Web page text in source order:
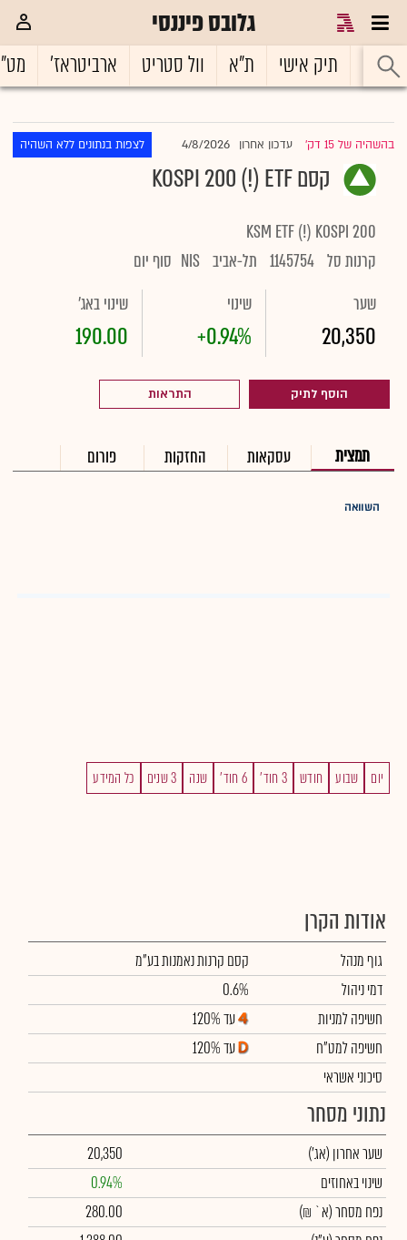
גלובס פיננסי
ראשי תיק אישי ת"א וול סטריט ארביטראז'
בהשהיה של 15 דק' |עדכון אחרון 4/8/2026 לצפות בנתונים ללא השהיה
קסם KOSPI 200 (!) ETF
KSM ETF (!) KOSPI 200
קרנות סל 1145754 תל-אביב NIS סוף יום
שער
20,350
שינוי
+0.94%
שינוי באג'
190.00
הוסף לתיק התראות
תמצית עסקאות החזקות פורום
השוואה
יום שבוע חודש 3 חוד' 6 חוד' שנה 3 שנים כל המידע
אודות הקרן
גוף מנהל
קסם קרנות נאמנות בע"מ
דמי ניהול
0.6%
חשיפה למניות
עד 120%
חשיפה למט"ח
עד 120%
סיכוני אשראי
נתוני מסחר
שער אחרון (אג')
20,350
שינוי באחוזים
0.94%
נפח מסחר(א` ₪)
280.00